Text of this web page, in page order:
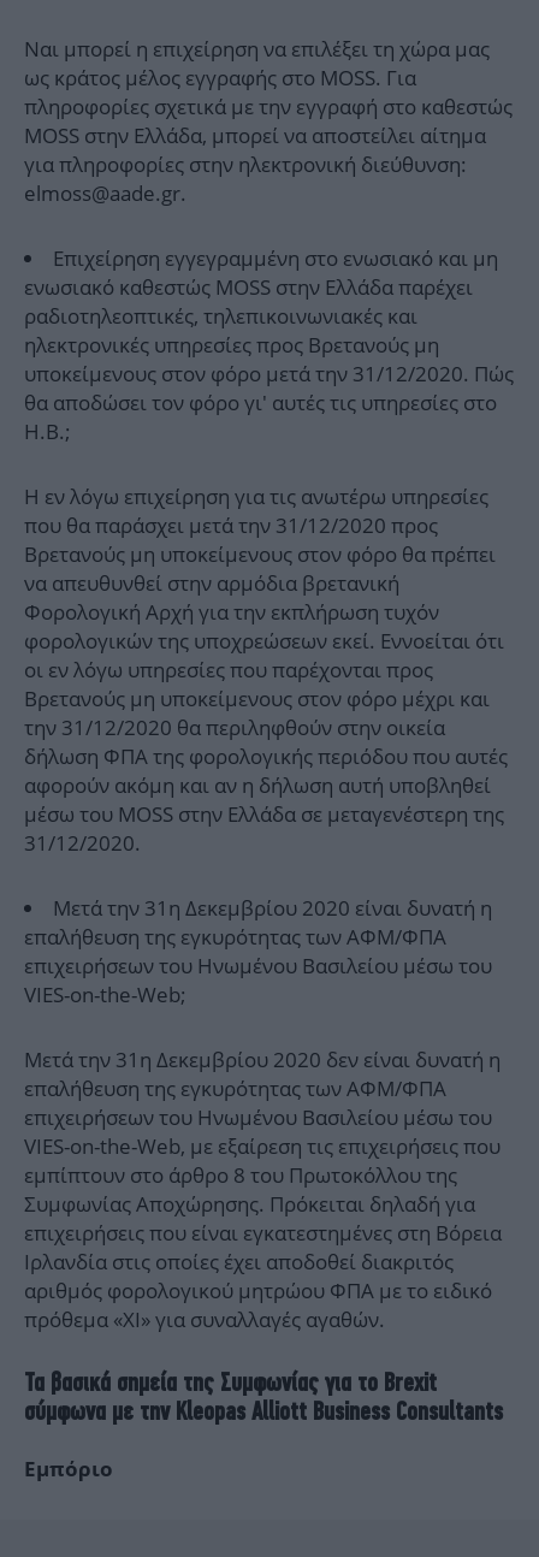
Ναι μπορεί η επιχείρηση να επιλέξει τη χώρα μας
ως κράτος μέλος εγγραφής στο MOSS. Για
πληροφορίες σχετικά με την εγγραφή στο καθεστώς
MOSS στην Ελλάδα, μπορεί να αποστείλει αίτημα
για πληροφορίες στην ηλεκτρονική διεύθυνση:
elmoss@aade.gr.
Επιχείρηση εγγεγραμμένη στο ενωσιακό και μη
ενωσιακό καθεστώς MOSS στην Ελλάδα παρέχει
ραδιοτηλεοπτικές, τηλεπικοινωνιακές και
ηλεκτρονικές υπηρεσίες προς Βρετανούς μη
υποκείμενους στον φόρο μετά την 31/12/2020. Πώς
θα αποδώσει τον φόρο γι' αυτές τις υπηρεσίες στο
Η.Β.;
Η εν λόγω επιχείρηση για τις ανωτέρω υπηρεσίες
που θα παράσχει μετά την 31/12/2020 προς
Βρετανούς μη υποκείμενους στον φόρο θα πρέπει
να απευθυνθεί στην αρμόδια βρετανική
Φορολογική Αρχή για την εκπλήρωση τυχόν
φορολογικών της υποχρεώσεων εκεί. Εννοείται ότι
οι εν λόγω υπηρεσίες που παρέχονται προς
Βρετανούς μη υποκείμενους στον φόρο μέχρι και
την 31/12/2020 θα περιληφθούν στην οικεία
δήλωση ΦΠΑ της φορολογικής περιόδου που αυτές
αφορούν ακόμη και αν η δήλωση αυτή υποβληθεί
μέσω του MOSS στην Ελλάδα σε μεταγενέστερη της
31/12/2020.
Μετά την 31η Δεκεμβρίου 2020 είναι δυνατή η
επαλήθευση της εγκυρότητας των ΑΦΜ/ΦΠΑ
επιχειρήσεων του Ηνωμένου Βασιλείου μέσω του
VIES-on-the-Web;
Μετά την 31η Δεκεμβρίου 2020 δεν είναι δυνατή η
επαλήθευση της εγκυρότητας των ΑΦΜ/ΦΠΑ
επιχειρήσεων του Ηνωμένου Βασιλείου μέσω του
VIES-on-the-Web, με εξαίρεση τις επιχειρήσεις που
εμπίπτουν στο άρθρο 8 του Πρωτοκόλλου της
Συμφωνίας Αποχώρησης. Πρόκειται δηλαδή για
επιχειρήσεις που είναι εγκατεστημένες στη Βόρεια
Ιρλανδία στις οποίες έχει αποδοθεί διακριτός
αριθμός φορολογικού μητρώου ΦΠΑ με το ειδικό
πρόθεμα «ΧΙ» για συναλλαγές αγαθών.
Τα βασικά σημεία της Συμφωνίας για το Brexit
σύμφωνα με την Kleopas Alliott Business Consultants
Εμπόριο